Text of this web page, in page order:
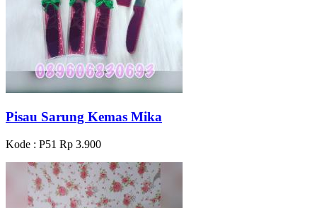
Pisau Sarung Kemas Mika
Kode : P51 Rp 3.900